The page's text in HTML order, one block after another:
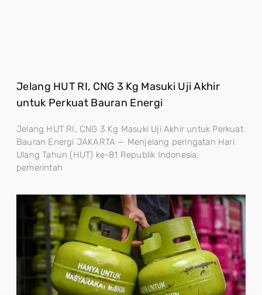
Jelang HUT RI, CNG 3 Kg Masuki Uji Akhir
untuk Perkuat Bauran Energi
Jelang HUT RI, CNG 3 Kg Masuki Uji Akhir untuk Perkuat
Bauran Energi JAKARTA — Menjelang peringatan Hari
Ulang Tahun (HUT) ke-81 Republik Indonesia,
pemerintah